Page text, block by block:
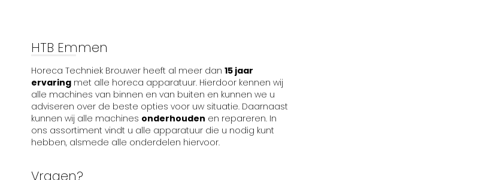
HTB Emmen
Horeca Techniek Brouwer heeft al meer dan 15 jaar
ervaring met alle horeca apparatuur. Hierdoor kennen wij
alle machines van binnen en van buiten en kunnen we u
adviseren over de beste opties voor uw situatie. Daarnaast
kunnen wij alle machines onderhouden en repareren. In
ons assortiment vindt u alle apparatuur die u nodig kunt
hebben, alsmede alle onderdelen hiervoor.
Vragen?